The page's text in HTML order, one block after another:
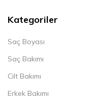
Kategoriler
Saç Boyası
Saç Bakımı
Cilt Bakımı
Erkek Bakımı